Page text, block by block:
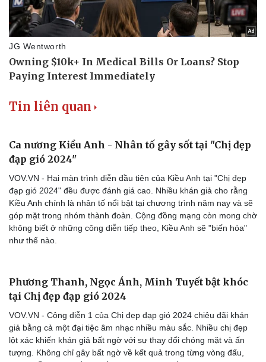
Tin liên quan
đạp gió 2024"
VOV.VN - Hai màn trình diễn đầu tiên của Kiều Anh tại "Chị đẹp
đạp gió 2024" đều được đánh giá cao. Nhiều khán giả cho rằng
Kiều Anh chính là nhân tố nổi bật tại chương trình năm nay và sẽ
góp mặt trong nhóm thành đoàn. Cộng đồng mạng còn mong chờ
không biết ở những công diễn tiếp theo, Kiều Anh sẽ "biến hóa"